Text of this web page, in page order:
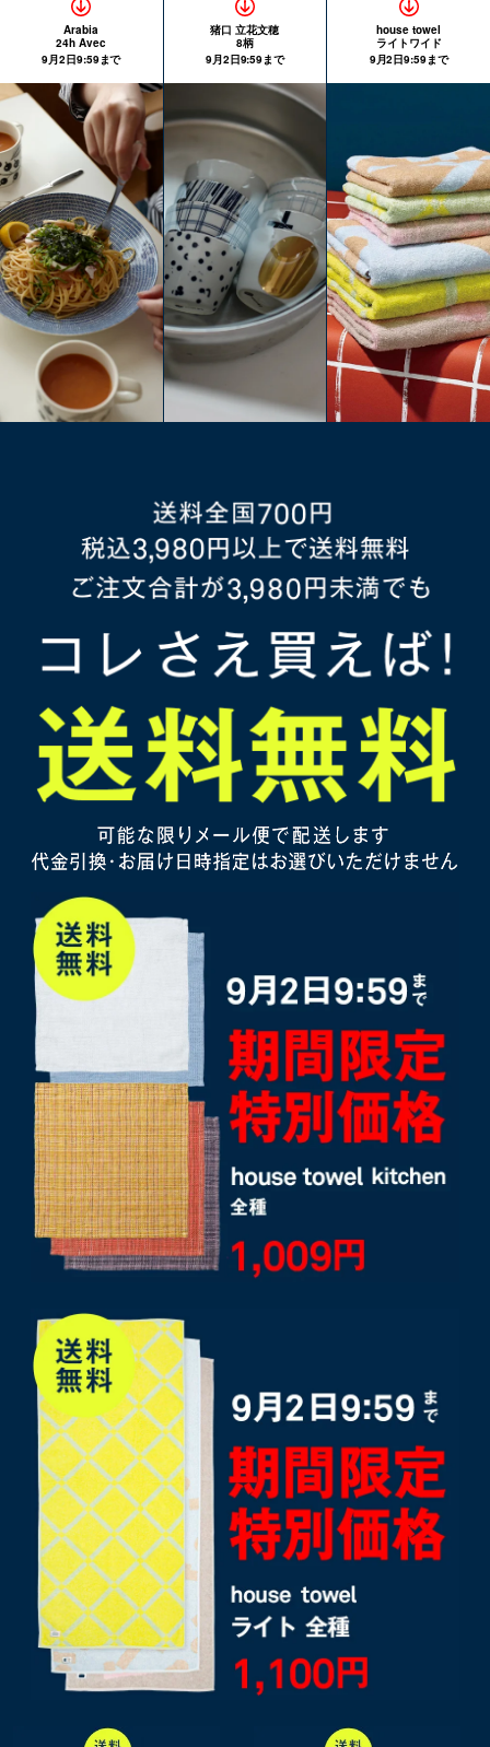
Arabia
24h Avec
9月2日9:59まで
猪口 立花文穂
8柄
9月2日9:59まで
house towel
ライトワイド
9月2日9:59まで